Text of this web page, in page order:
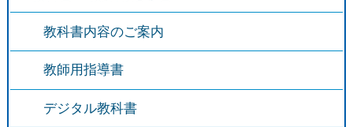
教科書内容のご案内
教師用指導書
デジタル教科書